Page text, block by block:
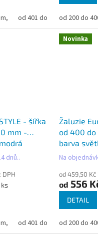
od 401 do 500 mm, od
od 200 do
- šířka
mm -
dnů..
DPH
od 401 do 500 mm, od
Novinka
Žaluzie
od 400
barva
Na
od 459,50 Kč
od 556
DETAIL
od 200 do